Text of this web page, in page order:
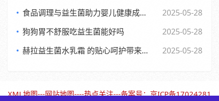
食品调理与益生菌助力婴儿健康成长的全新探索
2025-05-28
狗狗胃不舒服吃益生菌能好吗
2025-05-28
赫拉益生菌水乳霜 的贴心呵护带来焕新美肌体验
2025-05-28
XML地图---网站地图----热点关注---备案号：京ICP备17024281